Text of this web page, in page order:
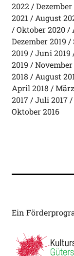
2022
Dezember
2021
August
Oktober 2020
Dezember 2019
2019
Juni 2019
2019
November
2018
August
April 2018
2017
Juli 2017
Oktober 2016
Ein